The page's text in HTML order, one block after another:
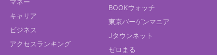
マネー
キャリア
ビジネス
アクセスランキング
BOOKウォッチ
東京バーゲンマニア
Jタウンネット
ゼロまる